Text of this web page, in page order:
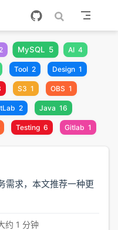
MySQL 5 AI 4
Tool 2 Design 1
S3 1 OBS 1
2 Java 16
Testing 6 Gitlab 1
需求，本文推荐一种更
约 1 分钟